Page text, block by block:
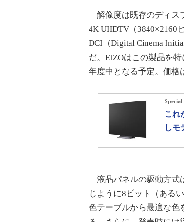
解像度は既存のディス
4K UHDTV（3840×2160
DCI（Digital Cinema
だ。EIZOはこの製品を
年度中となる予定。価格
Special
これ
しモ
液晶パネルの駆動方式
じように8ビット（ある
色テーブルから最適な色